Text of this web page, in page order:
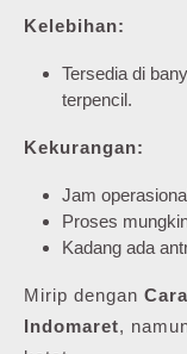
Kelebihan:
Tersedia di
terpencil.
Kekurangan:
Jam
Proses
Kadang ada
Mirip dengan
Indomaret,